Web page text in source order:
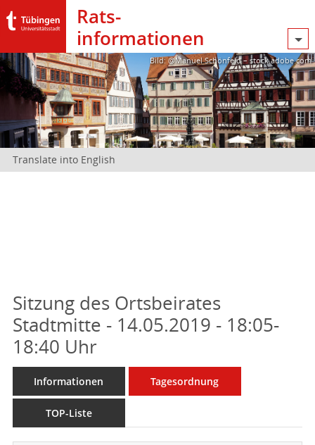
Rats­
informationen
Bild: @Manuel Schönfeld – stock.adobe.com
Translate into English
Sitzung des Ortsbeirates
Stadtmitte - 14.05.2019 - 18:05-
18:40 Uhr
Informationen Tagesordnung
TOP-Liste